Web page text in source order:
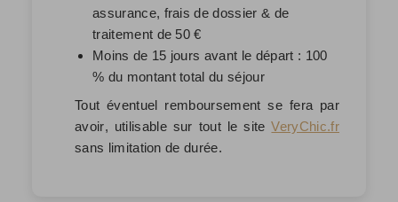
assurance, frais de dossier & de
traitement de 50 €
Moins de 15 jours avant le départ : 100
% du montant total du séjour
Tout éventuel remboursement se fera par
avoir, utilisable sur tout le siteVeryChic.fr
sans limitation de durée.